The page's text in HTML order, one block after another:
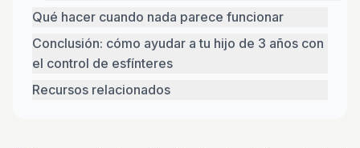
Qué hacer cuando nada parece funcionar
Conclusión: cómo ayudar a tu hijo de 3 años con
el control de esfínteres
Recursos relacionados